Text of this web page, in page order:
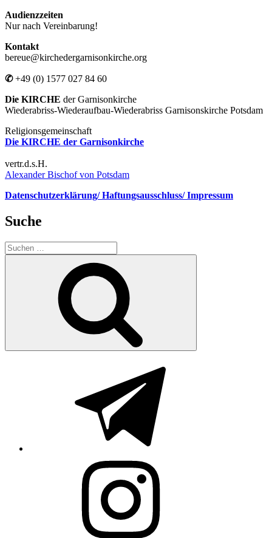
Audienzzeiten
Nur nach Vereinbarung!
Kontakt
bereue@kirchedergarnisonkirche.org
✆+49 (0) 1577 027 84 60
Die KIRCHE der Garnisonkirche
Wiederabriss-Wiederaufbau-Wiederabriss Garnisonskirche Potsdam
Religionsgemeinschaft
Die KIRCHE der Garnisonkirche
vertr.d.s.H.
Alexander Bischof von Potsdam
Datenschutzerklärung/ Haftungsausschluss/ Impressum
Suche
Suchen
nach: